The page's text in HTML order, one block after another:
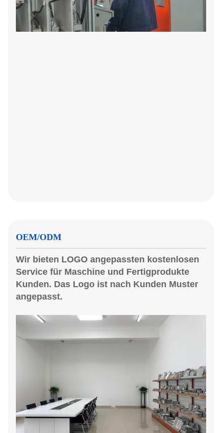
OEM/ODM
Wir bieten LOGO angepassten kostenlosen
Service für Maschine und Fertigprodukte
Kunden. Das Logo ist nach Kunden Muster
angepasst.